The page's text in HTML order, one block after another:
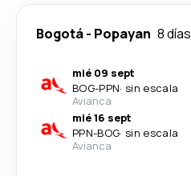
Bogotá- Popayan 8 días
mié 09 sept
BOG-PPN· sin escala
Avianca
mié 16 sept
PPN-BOG· sin escala
Avianca